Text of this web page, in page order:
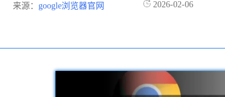
来源： google浏览器官网 2026-02-06